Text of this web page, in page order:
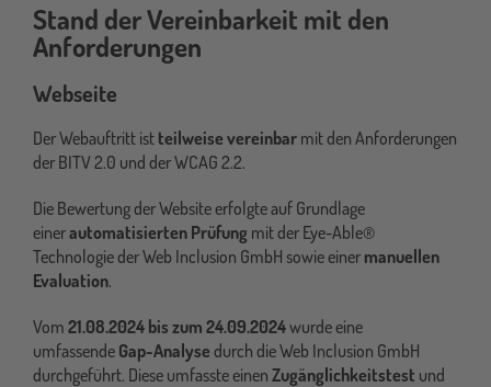
Stand der Vereinbarkeit mit den
Anforderungen
Webseite
Der Webauftritt ist teilweise vereinbar mit den Anforderungen
der BITV 2.0 und der WCAG 2.2.
Die Bewertung der Website erfolgte auf Grundlage
einerautomatisierten Prüfung mit der Eye-Able®
Technologie der Web Inclusion GmbH sowie einer manuellen
Evaluation.
Vom 21.08.2024 bis zum 24.09.2024wurde eine
umfassende Gap-Analyse durch die Web Inclusion GmbH
durchgeführt. Diese umfasste einen Zugänglichkeitstest und